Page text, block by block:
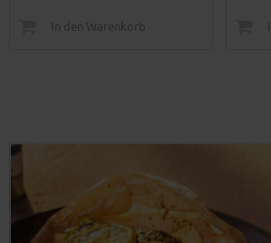
In den Warenkorb